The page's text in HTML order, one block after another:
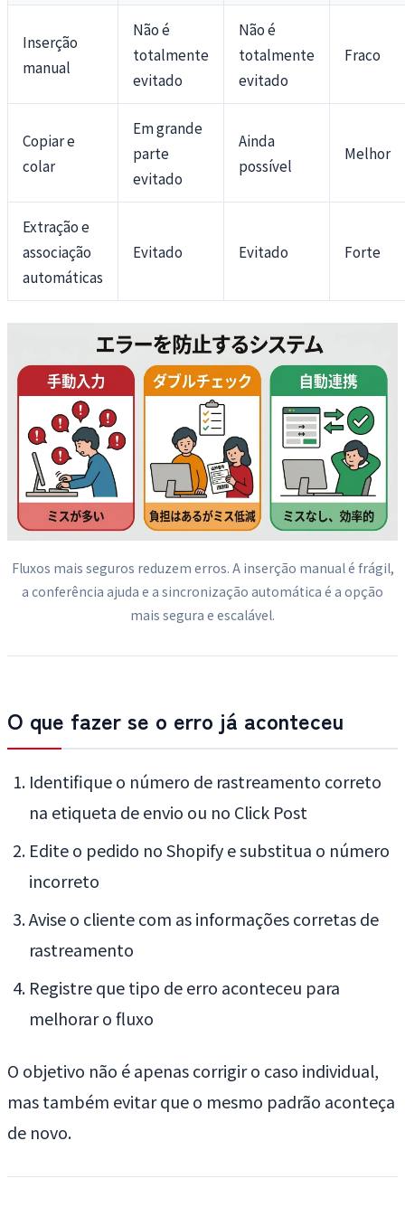
Inserção
manual
Não é
totalmente
evitado
Não é
totalmente
evitado
Fraco
Copiar e
colar
Em grande
parte
evitado
Ainda
possível
Melhor
Extração e
associação
automáticas
Evitado Evitado Forte
Fluxos mais seguros reduzem erros. A inserção manual é frágil,
a conferência ajuda e a sincronização automática é a opção
mais segura e escalável.
O que fazer se o erro já aconteceu
Identifique o número de rastreamento correto
na etiqueta de envio ou no Click Post
Edite o pedido no Shopify e substitua o número
incorreto
Avise o cliente com as informações corretas de
rastreamento
Registre que tipo de erro aconteceu para
melhorar o fluxo
O objetivo não é apenas corrigir o caso individual,
mas também evitar que o mesmo padrão aconteça
de novo.